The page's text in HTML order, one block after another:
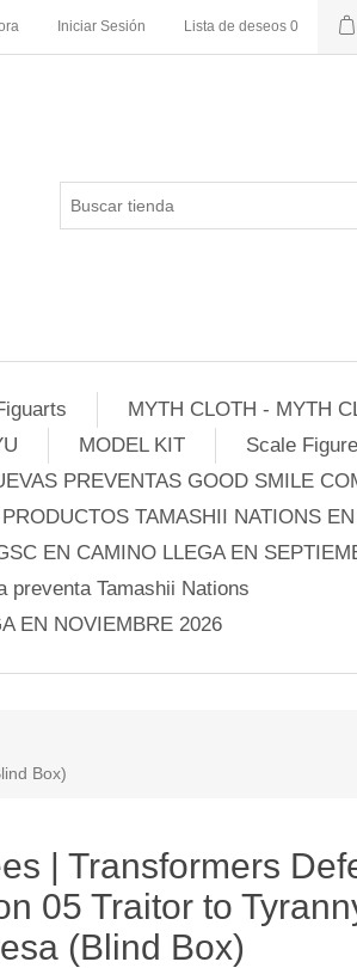
Iniciar Sesión Lista de deseos 0
MYTH CLOTH - MYTH
MODEL KIT Scale Figure
PREVENTAS GOOD SMILE
TAMASHII NATIONS
EN CAMINO LLEGA EN
preventa Tamashii Nations
EN NOVIEMBRE 2026
Box)
| Transformers
05 Traitor to
(Blind Box)